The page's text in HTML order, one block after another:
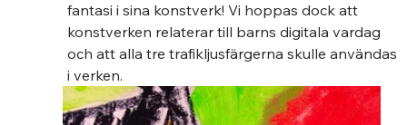
fantasi i sina konstverk! Vi hoppas dock att
konstverken relaterar till barns digitala vardag
och att alla tre trafikljusfärgerna skulle användas
i verken.